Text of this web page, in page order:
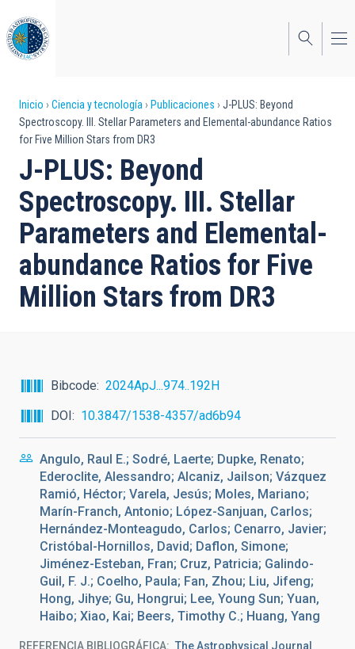
al
contenido
principal
Sobrescribir
enlaces
de
ayuda
a
la
navegación
Inicio Ciencia y tecnología Publicaciones
J-PLUS: Beyond
Spectroscopy. III. Stellar Parameters and Elemental-abundance Ratios
for Five Million Stars from DR3
J-PLUS: Beyond
Spectroscopy. III. Stellar
Parameters and Elemental-
abundance Ratios for Five
Million Stars from DR3
Bibcode
2024ApJ...974..192H
DOI
10.3847/1538-4357/ad6b94
Angulo, Raul E.; Sodré, Laerte; Dupke, Renato;
Ederoclite, Alessandro; Alcaniz, Jailson; Vázquez
Ramió, Héctor; Varela, Jesús; Moles, Mariano;
Marín-Franch, Antonio; López-Sanjuan, Carlos;
Hernández-Monteagudo, Carlos; Cenarro, Javier;
Cristóbal-Hornillos, David; Daflon, Simone;
Jiménez-Esteban, Fran; Cruz, Patricia; Galindo-
Guil, F. J.; Coelho, Paula; Fan, Zhou; Liu, Jifeng;
Hong, Jihye; Gu, Hongrui; Lee, Young Sun; Yuan,
Haibo; Xiao, Kai; Beers, Timothy C.; Huang, Yang
REFERENCIA BIBLIOGRÁFICA The Astrophysical Journal